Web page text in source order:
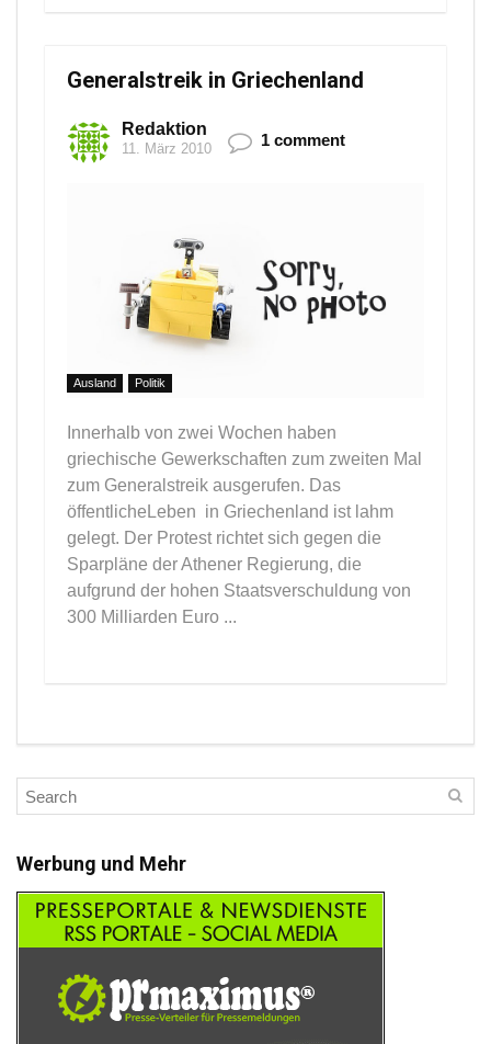
Generalstreik in Griechenland
Redaktion
11. März 2010 1 comment
Ausland Politik
Innerhalb von zwei Wochen haben
griechische Gewerkschaften zum zweiten Mal
zum Generalstreik ausgerufen. Das
öffentlicheLeben in Griechenland ist lahm
gelegt. Der Protest richtet sich gegen die
Sparpläne der Athener Regierung, die
aufgrund der hohen Staatsverschuldung von
300 Milliarden Euro ...
Werbung und Mehr